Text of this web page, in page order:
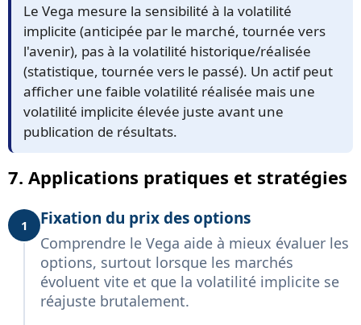
Le Vega mesure la sensibilité à la volatilité
implicite (anticipée par le marché, tournée vers
l'avenir), pas à la volatilité historique/réalisée
(statistique, tournée vers le passé). Un actif peut
afficher une faible volatilité réalisée mais une
volatilité implicite élevée juste avant une
publication de résultats.
7. Applications pratiques et stratégies
1 Fixation du prix des options
Comprendre le Vega aide à mieux évaluer les
options, surtout lorsque les marchés
évoluent vite et que la volatilité implicite se
réajuste brutalement.